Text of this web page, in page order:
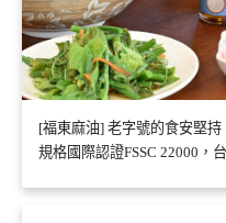
[福東麻油] 老字號的食安堅
規格國際認證FSSC 22000，